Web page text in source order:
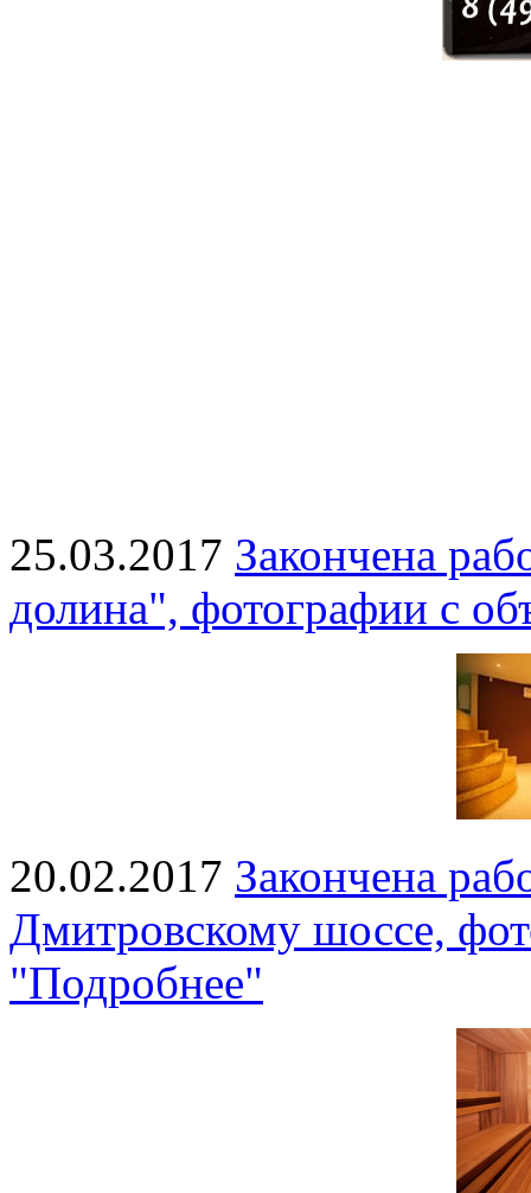
25.03.2017 Закончена
долина", фотографии с
20.02.2017 Закончена
Дмитровскому шоссе,
"Подробнее"